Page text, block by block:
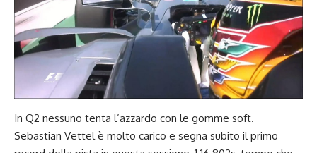
In Q2 nessuno tenta l’azzardo con le gomme soft.
Sebastian Vettel è molto carico e segna subito il primo